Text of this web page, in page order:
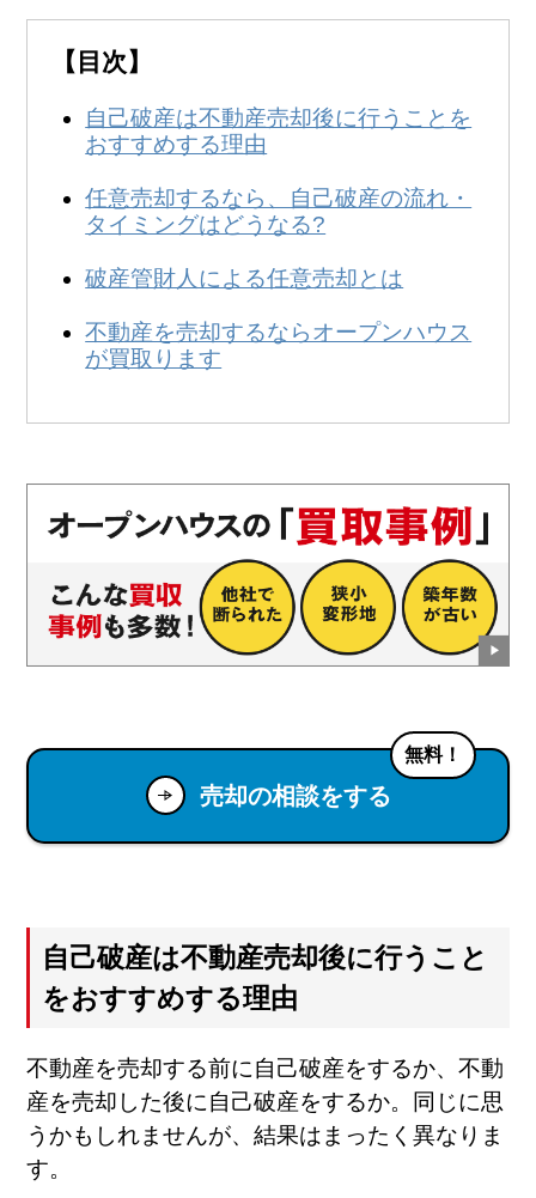
簡単査定 売却相談
0120-250-094
無料
【目次】
自己破産は不動産売却後に行うことを
おすすめする理由
任意売却するなら、自己破産の流れ・
タイミングはどうなる?
破産管財人による任意売却とは
不動産を売却するならオープンハウス
が買取ります
売却の相談をする
無料！
自己破産は不動産売却後に行うこと
をおすすめする理由
不動産を売却する前に自己破産をするか、不動
産を売却した後に自己破産をするか。同じに思
うかもしれませんが、結果はまったく異なりま
す。